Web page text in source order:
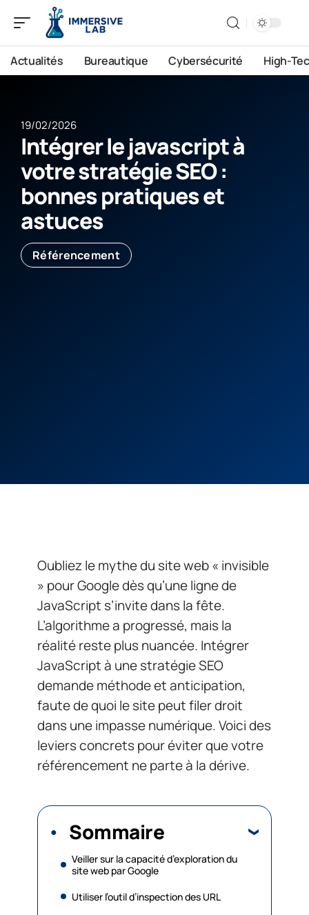
Actualités Bureautique Cybersécurité High-
19/02/2026
Intégrer le javascript à
votre stratégie SEO :
bonnes pratiques et
astuces
Référencement
Oubliez le mythe du site web « invisible
» pour Google dès qu’une ligne de
JavaScript s’invite dans la fête.
L’algorithme a progressé, mais la
réalité reste plus nuancée. Intégrer
JavaScript à une stratégie SEO
demande méthode et anticipation,
faute de quoi le site peut filer droit
dans une impasse numérique. Voici des
leviers concrets pour éviter que votre
référencement ne parte à la dérive.
Sommaire
Veiller sur la capacité d’exploration du
site web par Google
Utiliser l’outil d’inspection des URL